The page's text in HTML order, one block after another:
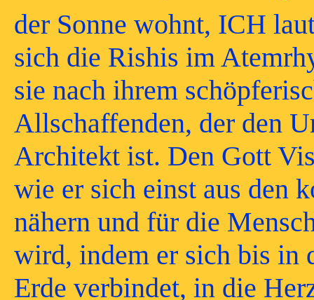
der Sonne wohnt, ICH
sich die Rishis im
sie nach ihrem
Allschaffenden, der den
Architekt ist. Den Gott
wie er sich einst aus den
nähern und für die
wird, indem er sich bis in
Erde verbindet, in die